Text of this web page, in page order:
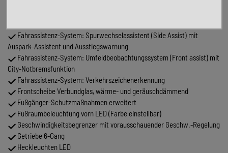
Fahrassistenz-System: Spurwechselassistent (Side Assist) mit
Auspark-Assistent und Ausstiegswarnung
Fahrassistenz-System: Umfeldbeobachtungssystem (Front assist) mit
City-Notbremsfunktion
Fahrassistenz-System: Verkehrszeichenerkennung
Frontscheibe Verbundglas, wärme- und geräuschdämmend
Fußgänger-Schutzmaßnahmen erweitert
Fußraumbeleuchtung vorn LED (Farbe einstellbar)
Geschwindigkeitsbegrenzer mit vorausschauender Geschw.-Regelung
Getriebe 6-Gang
Heckleuchten LED